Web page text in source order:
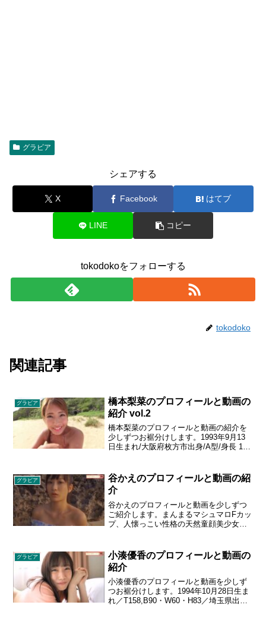
グラビア
シェアする
X Facebook はてブ
LINE コピー
tokodokoをフォローする
tokodoko
関連記事
グラビア
橋本梨菜のプロフィールと動画の
紹介 vol.2
橋本梨菜のプロフィールと動画の紹介を
少しずつお裾分けします。1993年9月13
日生まれ/大阪府枚方市出身/A型/身長 158
ある自身初のDVD作品『フェアリーナ』
がイーネット・フロンティアより発売。
趣味は、旅行、焼肉を食べること（特に
カルビ）。旅行が好きで、グラビアアイ
ドルになれば、撮影で色々な所に行ける
と思ったのが仕事を始めた動機の一つで
グラビア
谷かえのプロフィールと動画の紹
介
谷かえのプロフィールと動画を少しずつ
ご紹介します。まんまるマシュマロFカッ
プ、人懐っこい性格の天然童顔美少女、
うなポージング、ビキニからひょっこり
と顔を出す自慢の下乳にも注目です。あ
なたと“かえちゃん”との距離感が一瞬で縮
まること間違いなし！
グラビア
小湊優香のプロフィールと動画の
紹介
小湊優香のプロフィールと動画を少しず
つお裾分けします。1994年10月28日生ま
れ／T158,B90・W60・H83／埼玉県出